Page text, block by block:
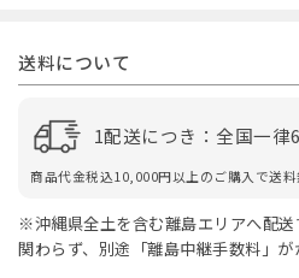
送料について
1配送につき：全国一律
商品代金税込10,000円以上のご購入で送
※沖縄県全土を含む離島エリアへ配
関わらず、別途「離島中継手数料」が